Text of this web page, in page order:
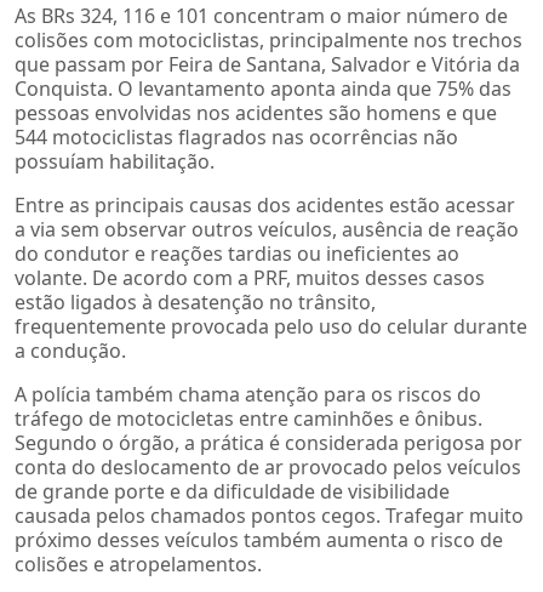
As BRs 324, 116 e 101 concentram o maior número de
colisões com motociclistas, principalmente nos trechos
que passam por Feira de Santana, Salvador e Vitória da
Conquista. O levantamento aponta ainda que 75% das
pessoas envolvidas nos acidentes são homens e que
544 motociclistas flagrados nas ocorrências não
possuíam habilitação.
Entre as principais causas dos acidentes estão acessar
a via sem observar outros veículos, ausência de reação
do condutor e reações tardias ou ineficientes ao
volante. De acordo com a PRF, muitos desses casos
estão ligados à desatenção no trânsito,
frequentemente provocada pelo uso do celular durante
a condução.
A polícia também chama atenção para os riscos do
tráfego de motocicletas entre caminhões e ônibus.
Segundo o órgão, a prática é considerada perigosa por
conta do deslocamento de ar provocado pelos veículos
de grande porte e da dificuldade de visibilidade
causada pelos chamados pontos cegos. Trafegar muito
próximo desses veículos também aumenta o risco de
colisões e atropelamentos.